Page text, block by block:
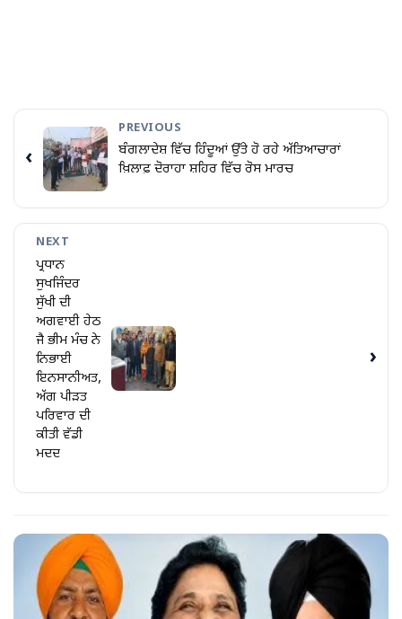
‹
PREVIOUS
ਬੰਗਲਾਦੇਸ਼ ਵਿੱਚ ਹਿੰਦੂਆਂ ਉੱਤੇ ਹੋ ਰਹੇ ਅੱਤਿਆਚਾਰਾਂ
ਖ਼ਿਲਾਫ਼ ਦੋਰਾਹਾ ਸ਼ਹਿਰ ਵਿੱਚ ਰੋਸ ਮਾਰਚ
NEXT
ਪ੍ਰਧਾਨ
ਸੁਖਜਿੰਦਰ
ਸੁੱਖੀ ਦੀ
ਅਗਵਾਈ ਹੇਠ
ਜੈ ਭੀਮ ਮੰਚ ਨੇ
ਨਿਭਾਈ
ਇਨਸਾਨੀਅਤ,
ਅੱਗ ਪੀੜਤ
ਪਰਿਵਾਰ ਦੀ
ਕੀਤੀ ਵੱਡੀ
ਮਦਦ
›